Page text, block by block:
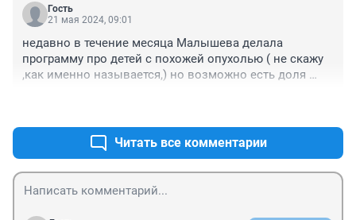
Я к чему, когда клиники не берут на операцию, они
прекрасно понимают, почему. И, когда кто-то
соглашается, они просто рискуют и... гарантий нет.
Врач не Бог.
Гость
21 мая 2024, 09:01
недавно в течение месяца Малышева делала
программу про детей с похожей опухолью ( не скажу
,как именно называется,) но возможно есть доля
Читать все комментарии